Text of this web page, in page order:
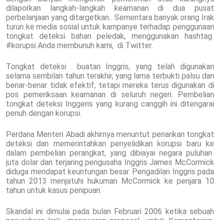
dilaporkan langkah-langkah keamanan di dua pusat
perbelanjaan yang ditargetkan.. Sementara banyak orang Irak
turun ke media sosial untuk kampanye terhadap penggunaan
tongkat deteksi bahan peledak, menggunakan hashtag
#korupsi Anda membunuh kami, di Twitter.
Tongkat deteksi buatan Inggris, yang telah digunakan
selama sembilan tahun terakhir, yang lama terbukti palsu dan
benar-benar tidak efektif, tetapi mereka terus digunakan di
pos pemeriksaan keamanan di seluruh negeri. Pembelian
tongkat deteksi Inggeris yang kurang canggih ini ditengarai
penuh dengan korupsi.
Perdana Menteri Abadi akhirnya menuntut penarikan tongkat
deteksi dan memerintahkan penyelidikan korupsi baru ke
dalam pembelian perangkat, yang dibiayai negara puluhan
juta dolar dan terjaring pengusaha Inggris James McCormick
diduga mendapat keuntungan besar. Pengadilan Inggris pada
tahun 2013 menjatuhi hukuman McCormick ke penjara 10
tahun untuk kasus penipuan.
Skandal ini dimulai pada bulan Februari 2006 ketika sebuah